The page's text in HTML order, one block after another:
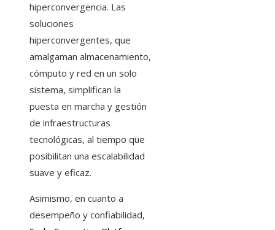
hiperconvergencia. Las
soluciones
hiperconvergentes, que
amalgaman almacenamiento,
cómputo y red en un solo
sistema, simplifican la
puesta en marcha y gestión
de infraestructuras
tecnológicas, al tiempo que
posibilitan una escalabilidad
suave y eficaz.
Asimismo, en cuanto a
desempeño y confiabilidad,